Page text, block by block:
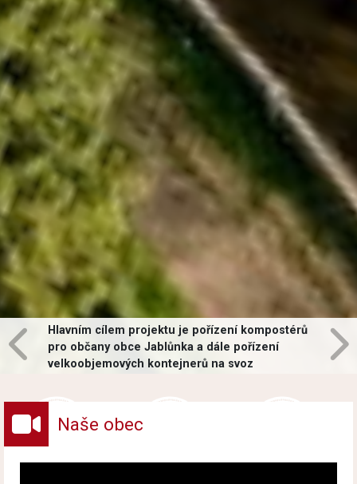
Hlavním cílem projektu je pořízení kompostérů
pro občany obce Jablůnka a dále pořízení
velkoobjemových kontejnerů na svoz
Naše obec